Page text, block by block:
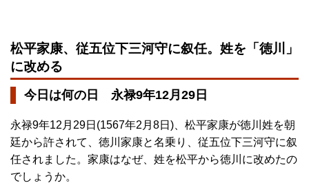
松平家康、従五位下三河守に叙任。姓を「徳川」
に改める
今日は何の日 永禄9年12月29日
永禄9年12月29日(1567年2月8日)、松平家康が徳川姓を朝
廷から許されて、徳川家康と名乗り、従五位下三河守に叙
任されました。家康はなぜ、姓を松平から徳川に改めたの
でしょうか。